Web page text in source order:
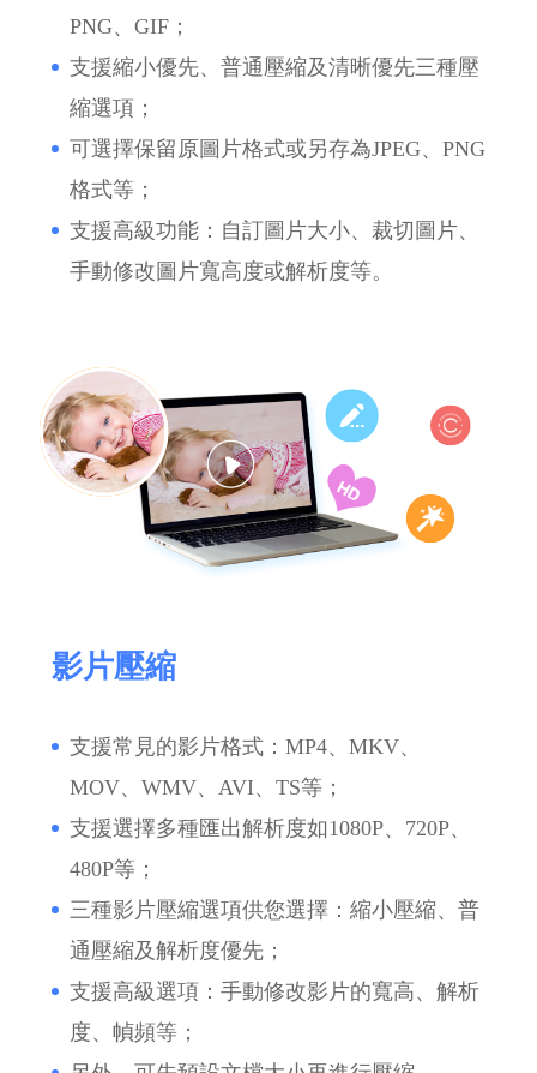
PNG、GIF；
支援縮小優先、普通壓縮及清晰優先三種壓
縮選項；
可選擇保留原圖片格式或另存為JPEG、PNG
格式等；
支援高級功能：自訂圖片大小、裁切圖片、
手動修改圖片寬高度或解析度等。
影片壓縮
支援常見的影片格式：MP4、MKV、
MOV、WMV、AVI、TS等；
支援選擇多種匯出解析度如1080P、720P、
480P等；
三種影片壓縮選項供您選擇：縮小壓縮、普
通壓縮及解析度優先；
支援高級選項：手動修改影片的寬高、解析
度、幀頻等；